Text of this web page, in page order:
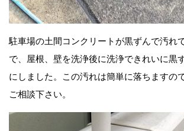
駐車場の土間コンクリートが黒ずんで汚れ
で、屋根、壁を洗浄後に洗浄できれいに黒
にしました。この汚れは簡単に落ちますの
ご相談下さい。